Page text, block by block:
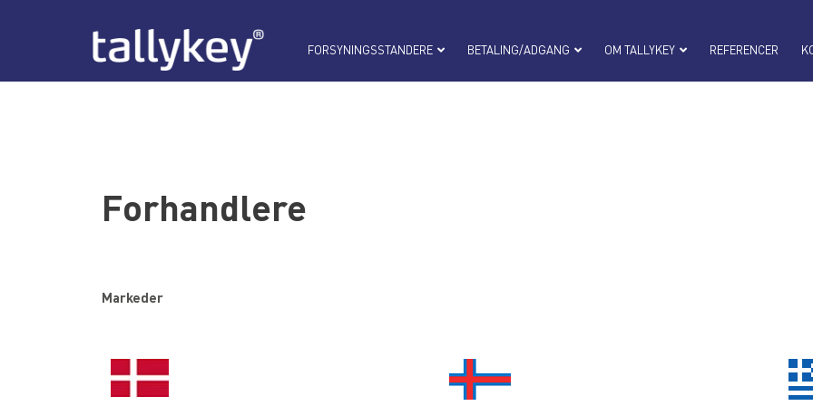
FORSYNINGSSTANDERE BETALING/ADGANG OM TALLYKEY REFERENCER
Forhandlere
Markeder